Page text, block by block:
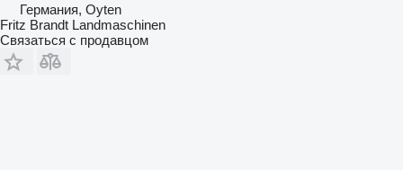
Германия, Oyten
Fritz Brandt Landmaschinen
Связаться с продавцом